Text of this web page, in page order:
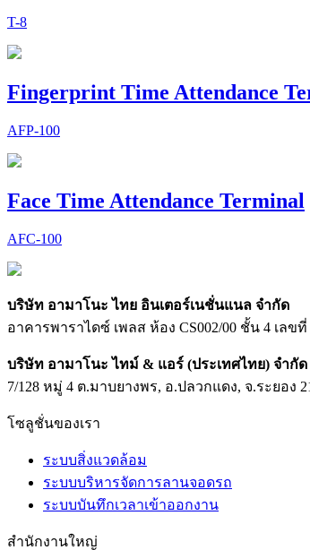
T-8
Fingerprint Time Attendance
AFP-100
Face Time Attendance Terminal
AFC-100
บริษัท อามาโนะ ไทย อินเตอร์เนชั่นแนล จำกัด
อาคารพาราไดซ์ เพลส ห้อง CS002/00 ชั้น 4 เล
บริษัท อามาโนะ ไทม์ & แอร์ (ประเทศไทย) จำกัด
7/128 หมู่ 4 ต.มาบยางพร, อ.ปลวกแดง, จ.ระยอง
โซลูชั่นของเรา
ระบบสิ่งแวดล้อม
ระบบบริหารจัดการลานจอดรถ
ระบบบันทึกเวลาเข้าออกงาน
สำนักงานใหญ่